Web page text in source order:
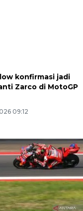
konfirmasi jadi
Zarco di MotoGP
09:12
12
1 Juni